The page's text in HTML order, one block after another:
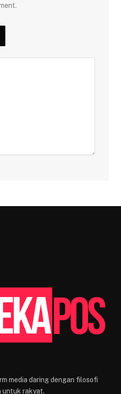
media daring dengan filosofi
untuk rakyat.